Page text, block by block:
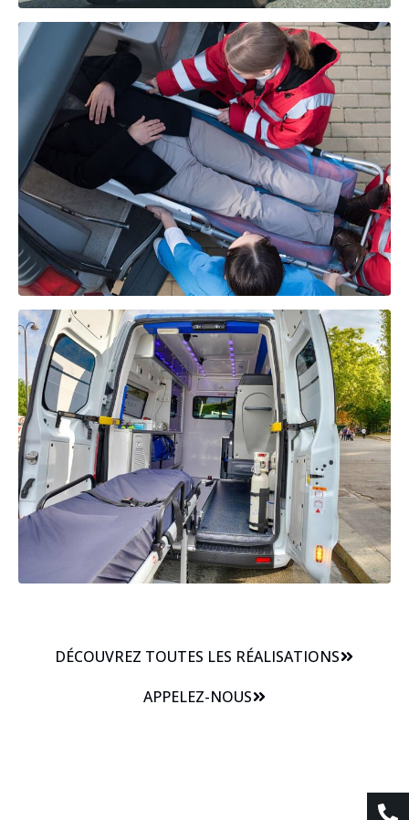
DÉCOUVREZ TOUTES LES RÉALISATIONS
APPELEZ-NOUS